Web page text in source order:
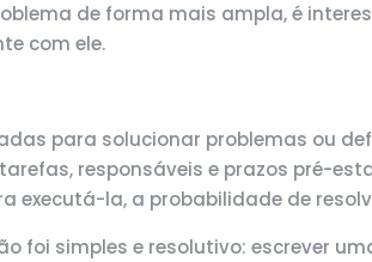
de forma mais ampla, é
com ele.
para solucionar problemas ou
responsáveis e prazos pré-
executá-la, a probabilidade de
foi simples e resolutivo: escrever